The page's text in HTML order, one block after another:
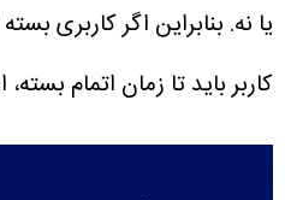
یا نه. بنابراین اگر کاربری
کاربر باید تا زمان اتمام